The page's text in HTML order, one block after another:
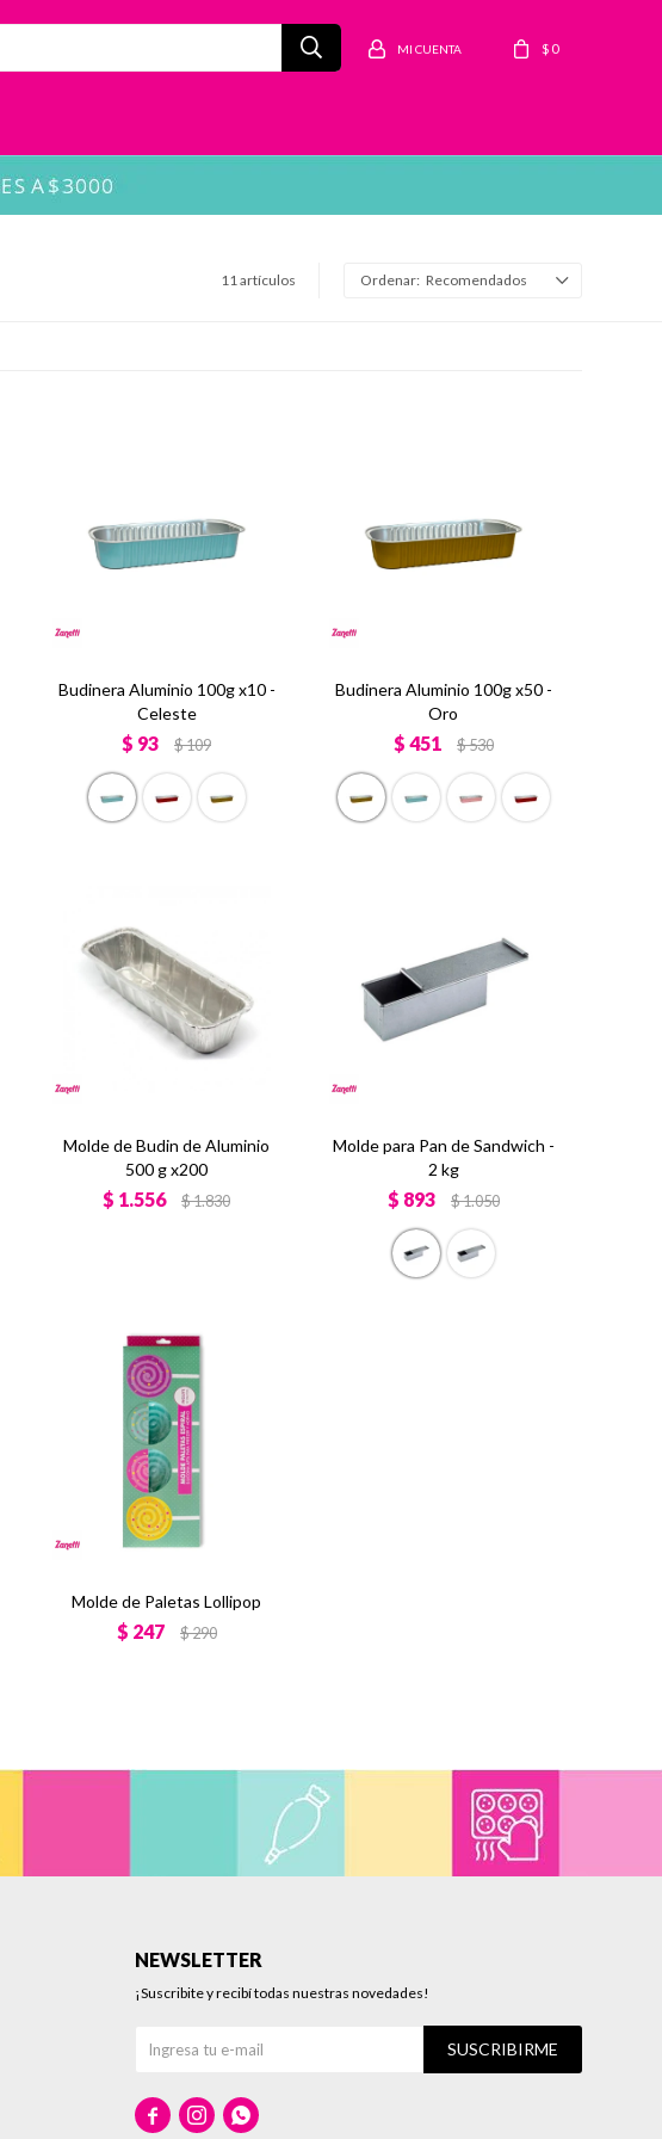
$ 0
11 artículos Recomendados
Budinera Aluminio 100g x10 -
Celeste
$ 93 $109
Budinera Aluminio 100g x50 -
Oro
$ 451 $530
Molde de Budin de Aluminio
500 g x200
$ 1.556 $1.830
Molde para Pan de Sandwich -
2 kg
$ 893 $1.050
Molde de Paletas Lollipop
$ 247 $290
NEWSLETTER
¡Suscribite y recibí todas nuestras novedades!
SUSCRIBIRME
  